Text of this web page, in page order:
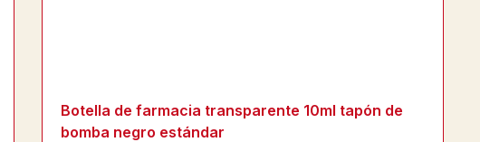
Botella de farmacia transparente 10ml tapón de
bomba negro estándar